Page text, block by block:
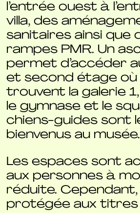
l’entrée ouest à
villa, des
sanitaires ainsi que
rampes PMR. Un
permet d’accéder
et second étage où
trouvent la galerie 1,
le gymnase et le
chiens-guides sont
bienvenus au musée.
Les espaces sont
aux personnes à
réduite.
protégée aux titres